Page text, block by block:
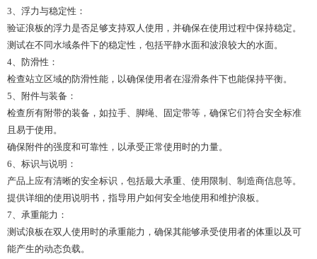
3、浮力与稳定性：
验证浪板的浮力是否足够支持双人使用，并确保在使用过程中保持稳定。
测试在不同水域条件下的稳定性，包括平静水面和波浪较大的水面。
4、防滑性：
检查站立区域的防滑性能，以确保使用者在湿滑条件下也能保持平衡。
5、附件与装备：
检查所有附带的装备，如拉手、脚绳、固定带等，确保它们符合安全标准
且易于使用。
确保附件的强度和可靠性，以承受正常使用时的力量。
6、标识与说明：
产品上应有清晰的安全标识，包括最大承重、使用限制、制造商信息等。
提供详细的使用说明书，指导用户如何安全地使用和维护浪板。
7、承重能力：
测试浪板在双人使用时的承重能力，确保其能够承受使用者的体重以及可
能产生的动态负载。